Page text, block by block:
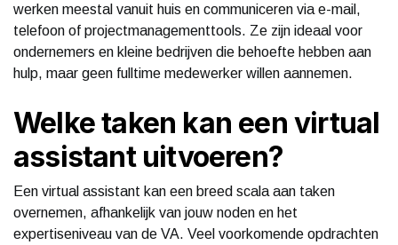
werken meestal vanuit huis en communiceren via e-mail,
telefoon of projectmanagementtools. Ze zijn ideaal voor
ondernemers en kleine bedrijven die behoefte hebben aan
hulp, maar geen fulltime medewerker willen aannemen.
Welke taken kan een virtual
assistant uitvoeren?
Een virtual assistant kan een breed scala aan taken
overnemen, afhankelijk van jouw noden en het
expertiseniveau van de VA. Veel voorkomende opdrachten